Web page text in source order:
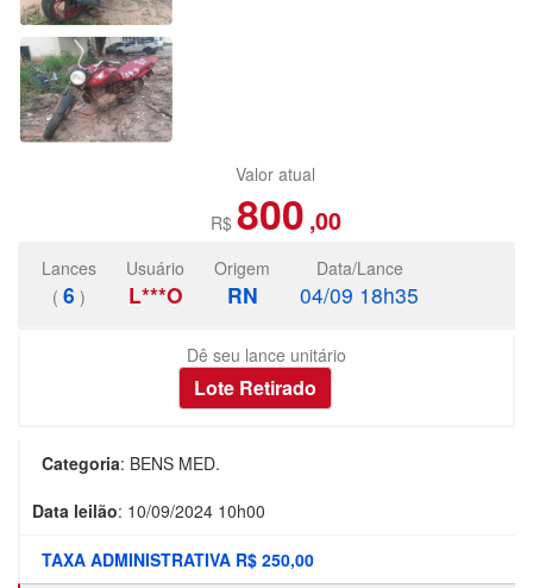
Valor atual
R$ 800 ,00
Lances
( 6 )
Usuário
L***O
Origem
RN
Data/Lance
04/09 18h35
Dê seu lance unitário
Categoria: BENS MED.
Data leilão: 10/09/2024 10h00
TAXA ADMINISTRATIVA R$ 250,00